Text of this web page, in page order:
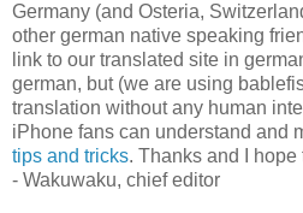
Germany (and Osteria,
other german native speaking
link to our translated site in
german, but (we are using
translation without any human
iPhone fans can understand and
tips and tricks. Thanks and I
- Wakuwaku, chief editor